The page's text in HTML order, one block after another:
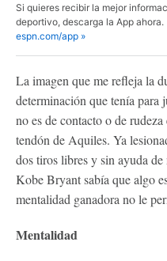
Si quieres recibir la mejor
deportivo, descarga la App ahora.
espn.com/app »
La imagen que me refleja la
determinación que tenía para
no es de contacto o de
tendón de Aquiles. Ya
dos tiros libres y sin ayuda
Kobe Bryant sabía que algo
mentalidad ganadora no le
Mentalidad